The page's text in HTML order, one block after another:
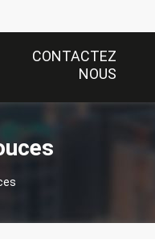
CONTACTEZ
NOUS